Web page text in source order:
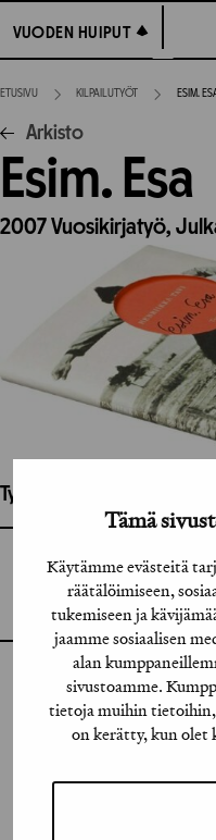
Tämä
Käytämme evästeitä
räätälöimiseen,
tukemiseen ja
jaamme sosiaalisen
alan
sivustoamme.
tietoja muihin
on kerätty, kun olet
suoraan
sisältöön
VUODEN HUIPUT
VUODEN HUIPUT
ETUSIVU KILPAILUTYÖT ESIM.
Arkisto
Esim. Esa
2007Vuosikirjatyö,
Työhön osallistuneet